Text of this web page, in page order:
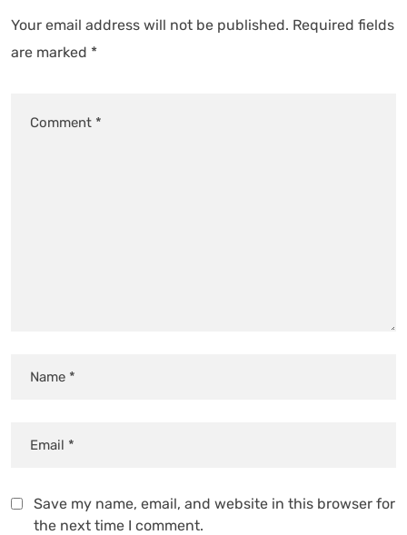
Your email address will not be published. Required fields
are marked *
Save my name, email, and website in this browser for
the next time I comment.